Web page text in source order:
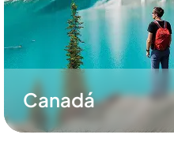
Canadá